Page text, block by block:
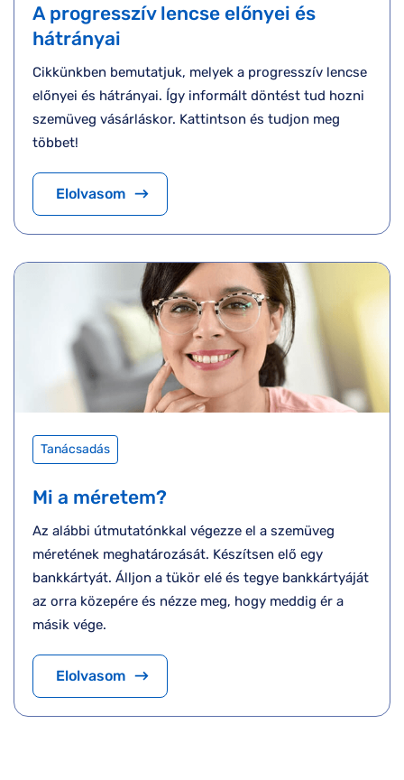
A progresszív lencse előnyei és
hátrányai
Cikkünkben bemutatjuk, melyek a progresszív lencse
előnyei és hátrányai. Így informált döntést tud hozni
szemüveg vásárláskor. Kattintson és tudjon meg
többet!
Elolvasom
Tanácsadás
Mi a méretem?
Az alábbi útmutatónkkal végezze el a szemüveg
méretének meghatározását. Készítsen elő egy
bankkártyát. Álljon a tükör elé és tegye bankkártyáját
az orra közepére és nézze meg, hogy meddig ér a
másik vége.
Elolvasom